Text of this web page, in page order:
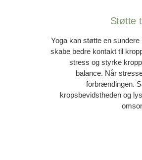
Støtte
Yoga kan støtte en
skabe bedre kontakt til
stress og styrke
balance. Når
forbrændingen.
kropsbevidstheden og